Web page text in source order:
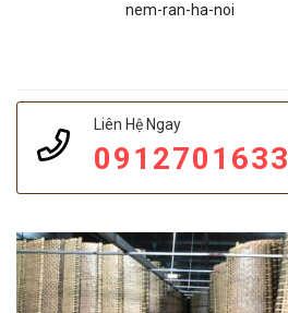
nem-ran-ha-noi
Liên Hệ Ngay
0912701633